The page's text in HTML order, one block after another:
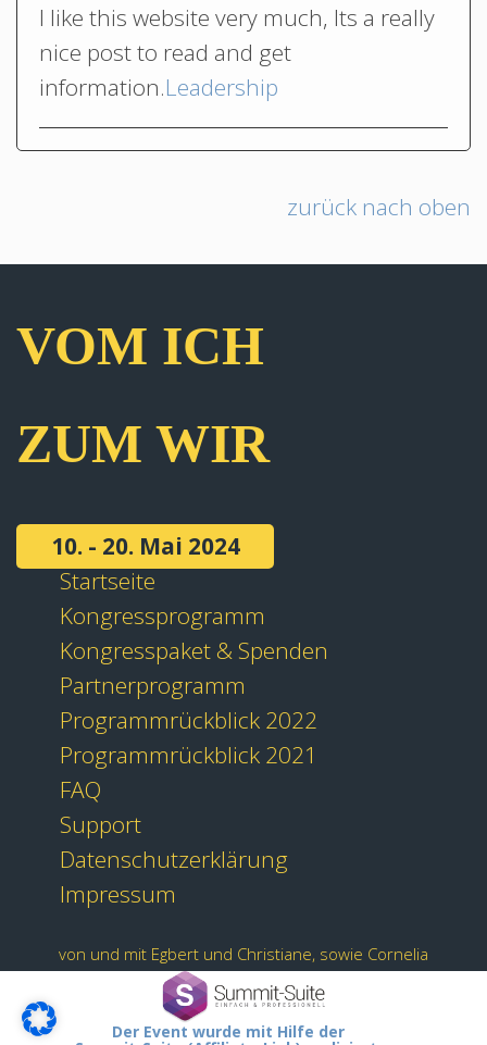
I like this website very much, Its a really
nice post to read and get
information.Leadership
zurück nach oben
VOM ICH
ZUM WIR
10. - 20. Mai 2024
Startseite
Kongressprogramm
Kongresspaket & Spenden
Partnerprogramm
Programmrückblick 2022
Programmrückblick 2021
FAQ
Support
Datenschutzerklärung
Impressum
von und mit Egbert und Christiane, sowie Cornelia
Der Event wurde mit Hilfe der